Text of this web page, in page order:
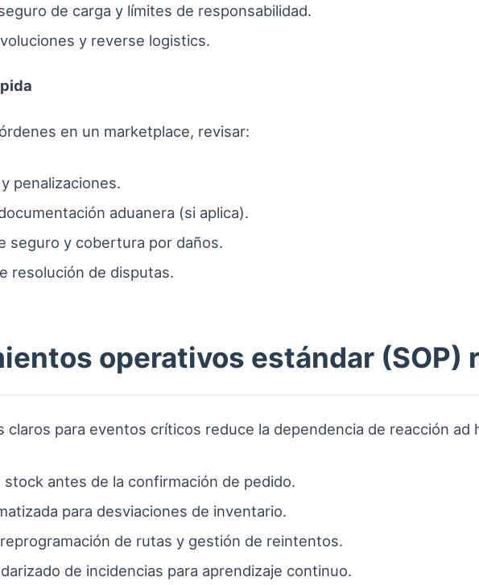
de carga y límites de responsabilidad.
y reverse logistics.
en un marketplace, revisar:
penalizaciones.
aduanera (si aplica).
seguro y cobertura por daños.
resolución de disputas.
operativos estándar (SOP)
claros para eventos críticos reduce la dependencia de reacción
stock antes de la confirmación de pedido.
para desviaciones de inventario.
de rutas y gestión de reintentos.
de incidencias para aprendizaje continuo.